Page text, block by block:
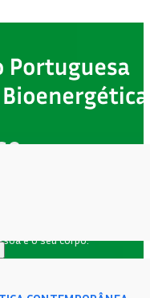
que
é o seu corpo.
é a
Conheça esta
certificados.